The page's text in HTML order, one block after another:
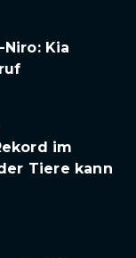
Kia
im
Tiere kann